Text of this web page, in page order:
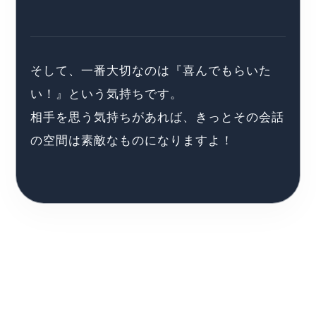
そして、一番大切なのは『喜んでもらいた
い！』という気持ちです。
相手を思う気持ちがあれば、きっとその会話
の空間は素敵なものになりますよ！